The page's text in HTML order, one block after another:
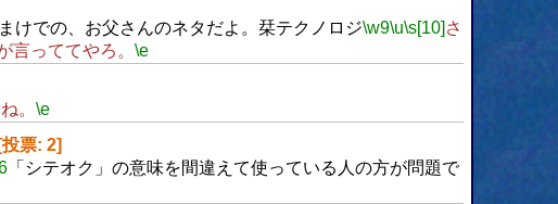
けでの、お父さんのネタだよ。栞テクノロジ\w9\u\s[10] さ
言っててやろ。 \e
。 \e
[投票: 2]
「シテオク」の意味を間違えて使っている人の方が問題で